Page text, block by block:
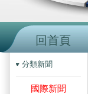
回首頁
分類新聞
國際新聞